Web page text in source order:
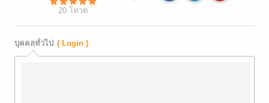
20 โหวต
บุคคลทั่วไป ( Login )